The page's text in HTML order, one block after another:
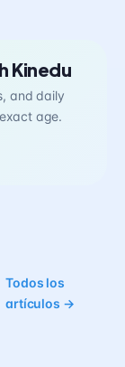
Kinedu
and daily
age.
Todos los
artículos →